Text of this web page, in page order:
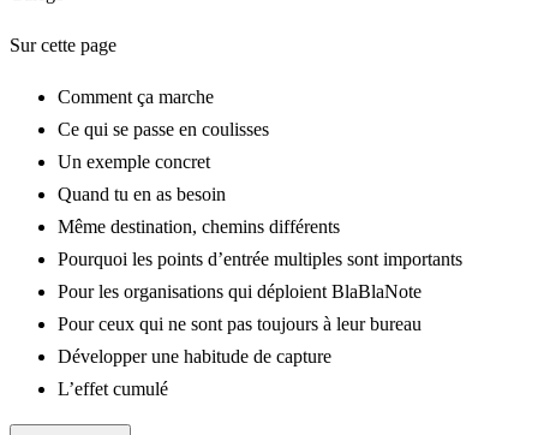
Sur cette page
Comment ça marche
Ce qui se passe en coulisses
Un exemple concret
Quand tu en as besoin
Même destination, chemins différents
Pourquoi les points d’entrée multiples sont importants
Pour les organisations qui déploient BlaBlaNote
Pour ceux qui ne sont pas toujours à leur bureau
Développer une habitude de capture
L’effet cumulé